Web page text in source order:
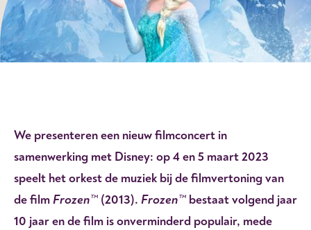
We presenteren een nieuw filmconcert in
samenwerking met Disney: op 4 en 5 maart 2023
speelt het orkest de muziek bij de filmvertoning van
de filmFrozen™ (2013). Frozen™ bestaat volgend jaar
10 jaar en de film is onverminderd populair, mede